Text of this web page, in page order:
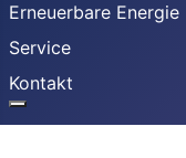
Erneuerbare Energie
Service
Kontakt